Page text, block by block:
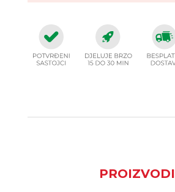
PROIZVODI